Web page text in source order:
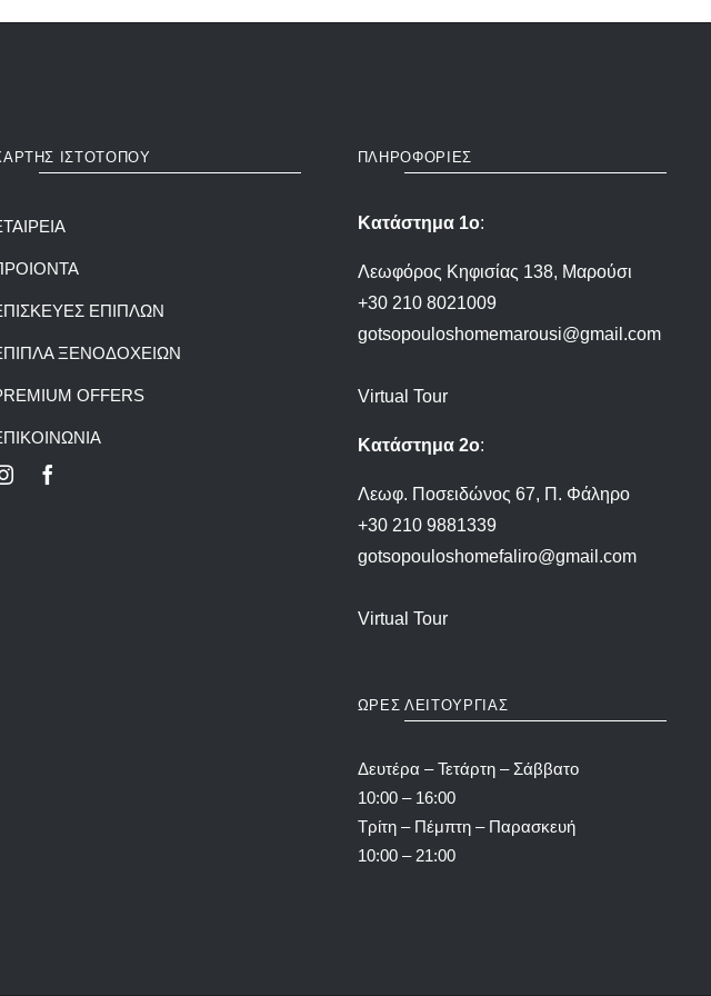
ΙΣΤΟΤΟΠΟΥ
ΕΠΙΠΛΩΝ
ΞΕΝΟΔΟΧΕΙΩΝ
OFFERS
ΠΛΗΡΟΦΟΡΙΕΣ
Κατάστημα 1ο:
Λεωφόρος Κηφισίας 138, Μαρούσι
+30 210 8021009
gotsopouloshomemarousi@gmail.com
Virtual Tour
Κατάστημα 2ο:
Λεωφ. Ποσειδώνος 67, Π. Φάληρο
+30 210 9881339
gotsopouloshomefaliro@gmail.com
Virtual Tour
ΩΡΕΣ ΛΕΙΤΟΥΡΓΙΑΣ
Δευτέρα – Τετάρτη – Σάββατο
10:00 – 16:00
Τρίτη – Πέμπτη – Παρασκευή
10:00 – 21:00